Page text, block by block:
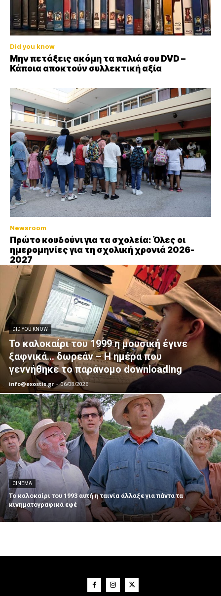
Did you know
Μην πετάξεις ακόμη τα παλιά σου DVD –
Κάποια αποκτούν συλλεκτική αξία
Newsroom
Πρώτο κουδούνι για τα σχολεία: Όλες οι
ημερομηνίες για τη σχολική χρονιά 2026-
2027
DID YOU KNOW
Το καλοκαίρι του 1999 η μουσική έγινε
ξαφνικά… δωρεάν – Η ημέρα που
γεννήθηκε το παράνομο downloading
info@exostis.gr - 06/08/2026
CINEMA
Το καλοκαίρι του 1993 αυτή η ταινία άλλαξε για πάντα τα
κινηματογραφικά εφέ